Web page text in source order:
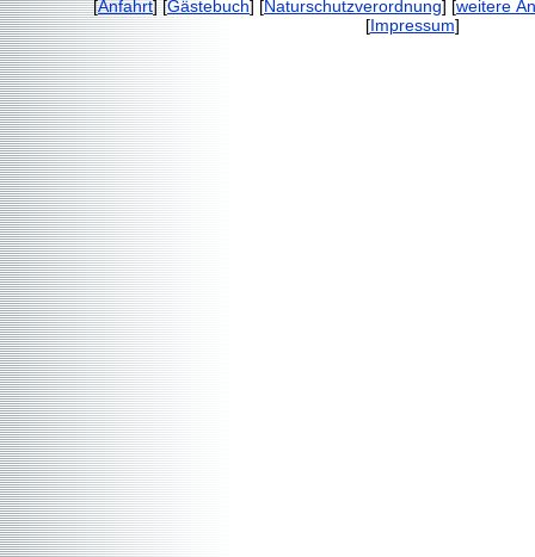
[Anfahrt] [Gästebuch] [Naturschutzverordnung] [weitere
[Impressum]